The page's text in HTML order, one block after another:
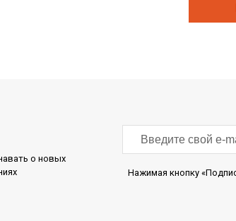
о новых
Нажимая кнопку